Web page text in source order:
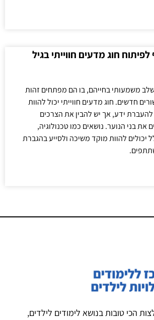
חוג מדעים חווייתי בגיל
משמעותי בחייהם, בו הם מפתחים זהות
חדשים. חוג מדעים חווייתי יכול להוות
ידע, אך יש להבין את הצרכים
את בני הנוער. נושאים כמו טכנולוגיה,
יכולים להוות מוקד משיכה ולסייע בהגברת
הכי טובות בנושא לימודים לילדים,